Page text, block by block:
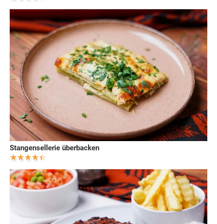
Stangensellerie überbacken